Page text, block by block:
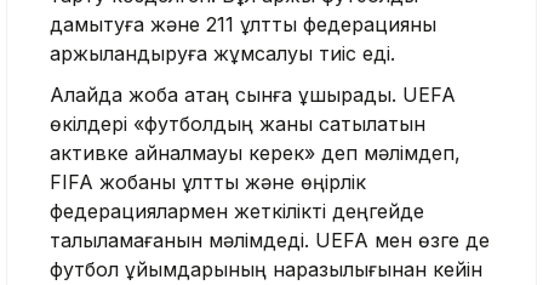
дамытуға және 211 ұлттық федерацияны
қаржыландыруға жұмсалуы тиіс еді.
Алайда жоба қатаң сынға ұшырады. UEFA
өкілдері «футболдың жаны сатылатын
активке айналмауы керек» деп мәлімдеп,
FIFA жобаны ұлттық және өңірлік
федерациялармен жеткілікті деңгейде
талқыламағанын мәлімдеді. UEFA мен өзге де
футбол ұйымдарының наразылығынан кейін